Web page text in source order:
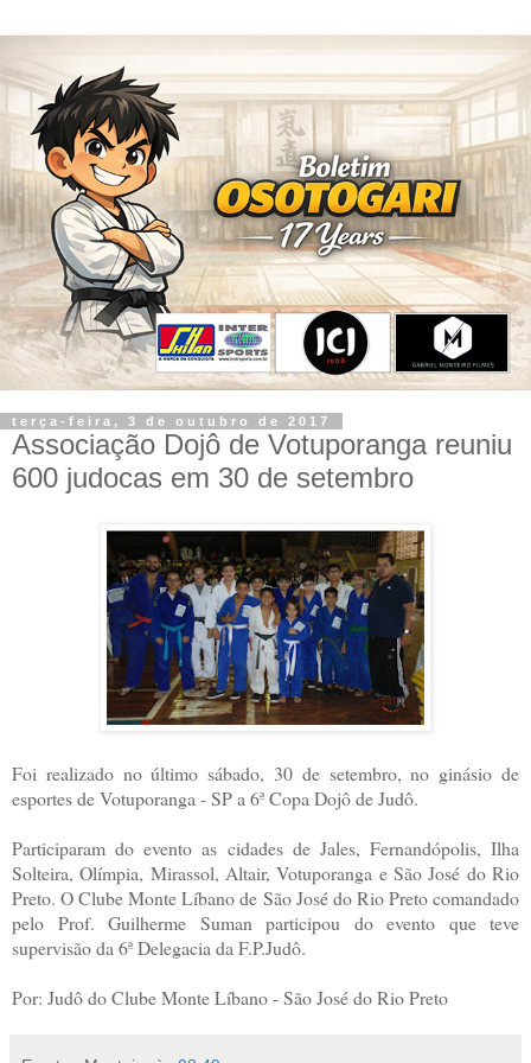
terça-feira, 3 de outubro de 2017
Associação Dojô de Votuporanga reuniu
600 judocas em 30 de setembro
Foi realizado no último sábado, 30 de setembro, no ginásio de
esportes de Votuporanga - SP a 6ª Copa Dojô de Judô.
Participaram do evento as cidades de Jales, Fernandópolis, Ilha
Solteira, Olímpia, Mirassol, Altair, Votuporanga e São José do Rio
Preto. O Clube Monte Líbano de São José do Rio Preto comandado
pelo Prof. Guilherme Suman participou do evento que teve
supervisão da 6ª Delegacia da F.P.Judô.
Por: Judô do Clube Monte Líbano - São José do Rio Preto